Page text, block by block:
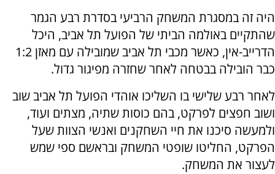
היה זה במסגרת המשחק הרביעי בסדרת רבע הגמר
שהתקיים באולמה הביתי של הפועל תל אביב, היכל
הדרייב-אין, כאשר מכבי תל אביב שמובילה עם מאזן 1:2
כבר הובילה בבטחה לאחר שחזרה מפיגור גדול.
לאחר רבע שלישי בו השליכו אוהדי הפועל תל אביב שוב
ושוב חפצים לפרקט, בהם כוסות שתיה, מצתים ועוד,
ולמעשה סיכנו את חיי השחקנים ואנשי הצוות שעל
הפרקט, החליטו שופטי המשחק ובראשם ספי שמש
לעצור את המשחק.